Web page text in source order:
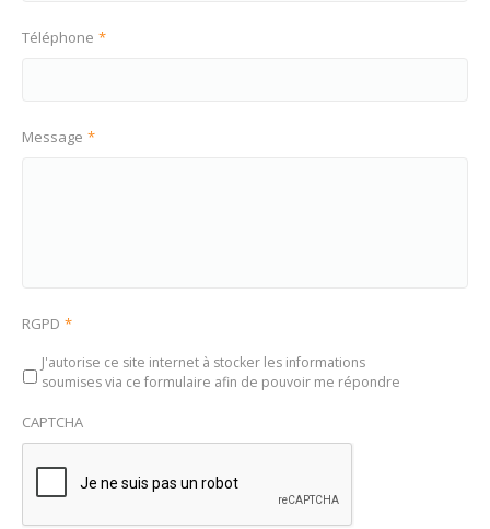
Téléphone *
Message *
RGPD *
J'autorise ce site internet à stocker les informations
soumises via ce formulaire afin de pouvoir me répondre
CAPTCHA